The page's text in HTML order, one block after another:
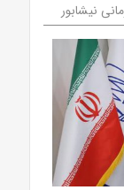
نیشابور